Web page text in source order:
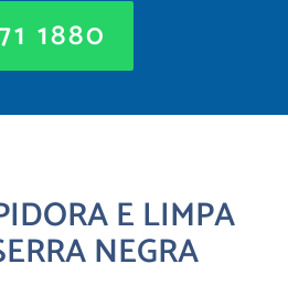
1880
E LIMPA
NEGRA